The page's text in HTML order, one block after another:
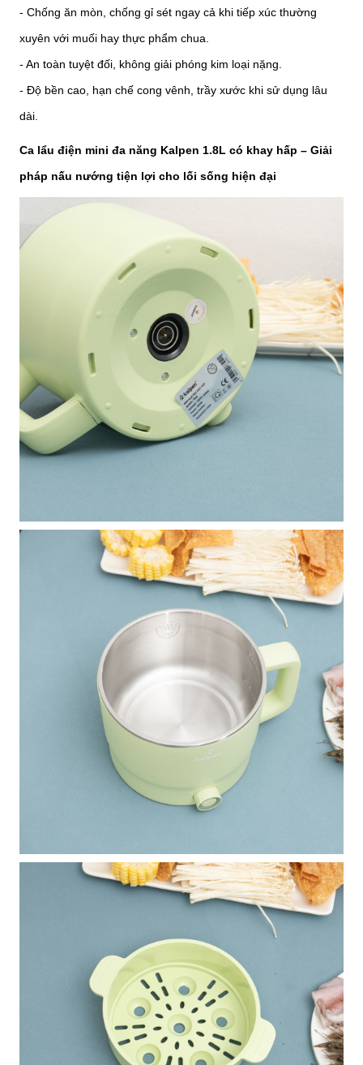
- Chống ăn mòn, chống gỉ sét ngay cả khi tiếp xúc thường
xuyên với muối hay thực phẩm chua.
- An toàn tuyệt đối, không giải phóng kim loại nặng.
- Độ bền cao, hạn chế cong vênh, trầy xước khi sử dụng lâu
dài.
Ca lẩu điện mini đa năng Kalpen 1.8L có khay hấp – Giải
pháp nấu nướng tiện lợi cho lối sống hiện đại